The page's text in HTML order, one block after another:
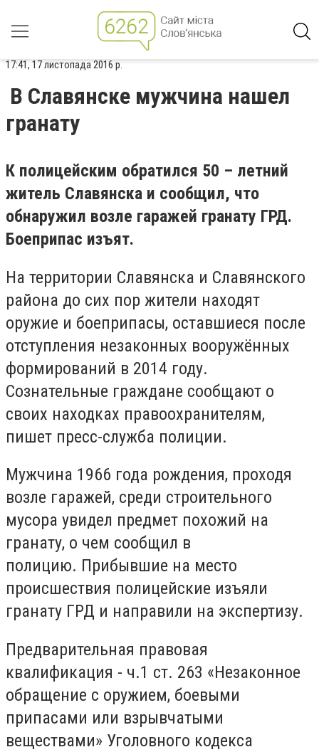
17:41, 17 листопада 2016 р.
В Славянске мужчина нашел
гранату
К полицейским обратился 50 – летний
житель Славянска и сообщил, что
обнаружил возле гаражей гранату ГРД.
Боеприпас изъят.
На территории Славянска и Славянского
района до сих пор жители находят
оружие и боеприпасы, оставшиеся после
отступления незаконных вооружённых
формирований в 2014 году.
Сознательные граждане сообщают о
своих находках правоохранителям,
пишет пресс-служба полиции.
Мужчина 1966 года рождения, проходя
возле гаражей, среди строительного
мусора увидел предмет похожий на
гранату, о чем сообщил в
полицию. Прибывшие на место
происшествия полицейские изъяли
гранату ГРД и направили на экспертизу.
Предварительная правовая
квалификация - ч.1 ст. 263 «Незаконное
обращение с оружием, боевыми
припасами или взрывчатыми
веществами» Уголовного кодекса